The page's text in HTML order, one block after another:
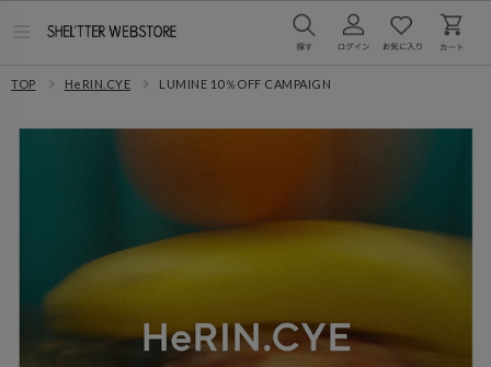
ー
TOP HeRIN.CYE LUMINE 10％OFF CAMPAIGN